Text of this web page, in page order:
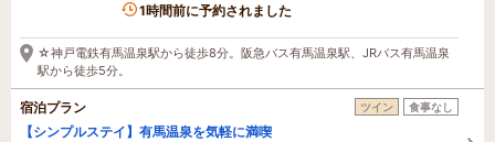
1時間前に予約されました
☆神戸電鉄有馬温泉駅から徒歩8分。阪急バス有馬温泉駅、JRバス有馬温泉
駅から徒歩5分。
宿泊プラン ツイン 食事なし
【シンプルステイ】有馬温泉を気軽に満喫